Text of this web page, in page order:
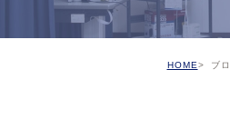
HOME ブ